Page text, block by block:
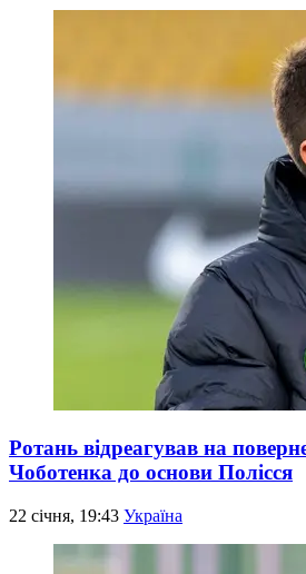
Ротань відреагував на
Чоботенка до основи Полісся
22 січня, 19:43 Україна